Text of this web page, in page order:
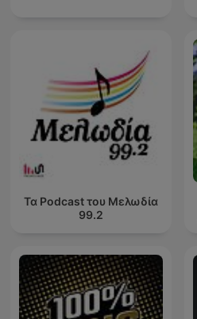
Τα Podcast του Μελωδία
99.2